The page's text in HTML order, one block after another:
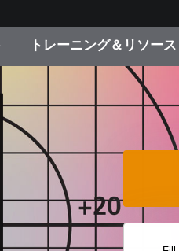
了製品：アップグレー
品を検索
ンペーン
貸出サービス（無料）
プレイメーカー＆プリ
ーメーカー対象 OEM ソ
ーション
者向け製品パッケージ
のお問い合わせ
トレーニング＆リソース
ラーニングセンター
リスト（旧製品も含む）
他のリソース